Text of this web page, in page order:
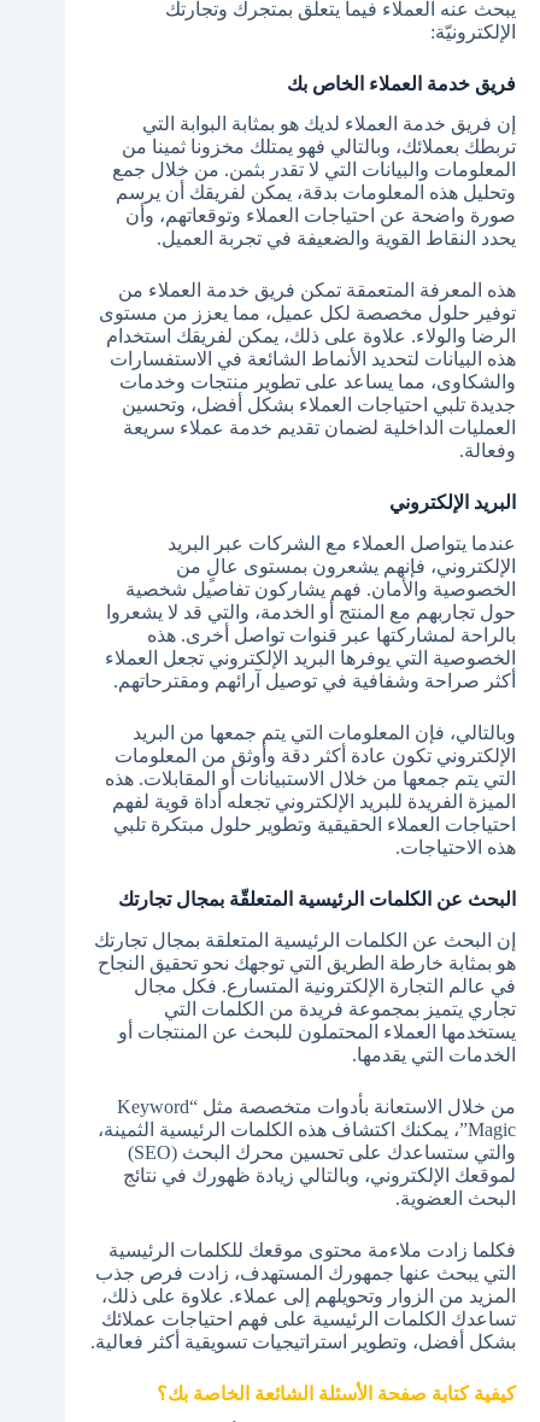
يبحث عنه العملاء فيما يتعلّق بمتجرك وتجارتك
الإلكترونيّة:
فريق خدمة العملاء الخاص بك
إن فريق خدمة العملاء لديك هو بمثابة البوابة التي
تربطك بعملائك، وبالتالي فهو يمتلك مخزونا ثمينا من
المعلومات والبيانات التي لا تقدر بثمن. من خلال جمع
وتحليل هذه المعلومات بدقة، يمكن لفريقك أن يرسم
صورة واضحة عن احتياجات العملاء وتوقعاتهم، وأن
يحدد النقاط القوية والضعيفة في تجربة العميل.
هذه المعرفة المتعمقة تمكن فريق خدمة العملاء من
توفير حلول مخصصة لكل عميل، مما يعزز من مستوى
الرضا والولاء. علاوة على ذلك، يمكن لفريقك استخدام
هذه البيانات لتحديد الأنماط الشائعة في الاستفسارات
والشكاوى، مما يساعد على تطوير منتجات وخدمات
جديدة تلبي احتياجات العملاء بشكل أفضل، وتحسين
العمليات الداخلية لضمان تقديم خدمة عملاء سريعة
وفعالة.
البريد الإلكتروني
عندما يتواصل العملاء مع الشركات عبر البريد
الإلكتروني، فإنهم يشعرون بمستوى عالٍ من
الخصوصية والأمان. فهم يشاركون تفاصيل شخصية
حول تجاربهم مع المنتج أو الخدمة، والتي قد لا يشعروا
بالراحة لمشاركتها عبر قنوات تواصل أخرى. هذه
الخصوصية التي يوفرها البريد الإلكتروني تجعل العملاء
أكثر صراحة وشفافية في توصيل آرائهم ومقترحاتهم.
وبالتالي، فإن المعلومات التي يتم جمعها من البريد
الإلكتروني تكون عادة أكثر دقة وأوثق من المعلومات
التي يتم جمعها من خلال الاستبيانات أو المقابلات. هذه
الميزة الفريدة للبريد الإلكتروني تجعله أداة قوية لفهم
احتياجات العملاء الحقيقية وتطوير حلول مبتكرة تلبي
هذه الاحتياجات.
البحث عن الكلمات الرئيسية المتعلقّة بمجال تجارتك
إن البحث عن الكلمات الرئيسية المتعلقة بمجال تجارتك
هو بمثابة خارطة الطريق التي توجهك نحو تحقيق النجاح
في عالم التجارة الإلكترونية المتسارع. فكل مجال
تجاري يتميز بمجموعة فريدة من الكلمات التي
يستخدمها العملاء المحتملون للبحث عن المنتجات أو
الخدمات التي يقدمها.
من خلال الاستعانة بأدوات متخصصة مثل “Keyword
Magic”، يمكنك اكتشاف هذه الكلمات الرئيسية الثمينة،
والتي ستساعدك على تحسين محرك البحث (SEO)
لموقعك الإلكتروني، وبالتالي زيادة ظهورك في نتائج
البحث العضوية.
فكلما زادت ملاءمة محتوى موقعك للكلمات الرئيسية
التي يبحث عنها جمهورك المستهدف، زادت فرص جذب
المزيد من الزوار وتحويلهم إلى عملاء. علاوة على ذلك،
تساعدك الكلمات الرئيسية على فهم احتياجات عملائك
بشكل أفضل، وتطوير استراتيجيات تسويقية أكثر فعالية.
كيفية كتابة صفحة الأسئلة الشائعة الخاصة بك؟